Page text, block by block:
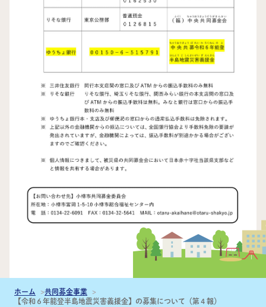
ホーム
共同募金事業
【令和６年能登半島地震災害義援金】の募集について（第４報）